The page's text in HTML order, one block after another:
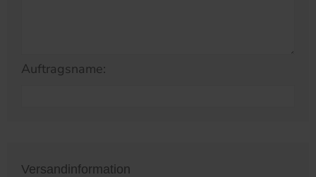
Auftragsname:
Versandinformation